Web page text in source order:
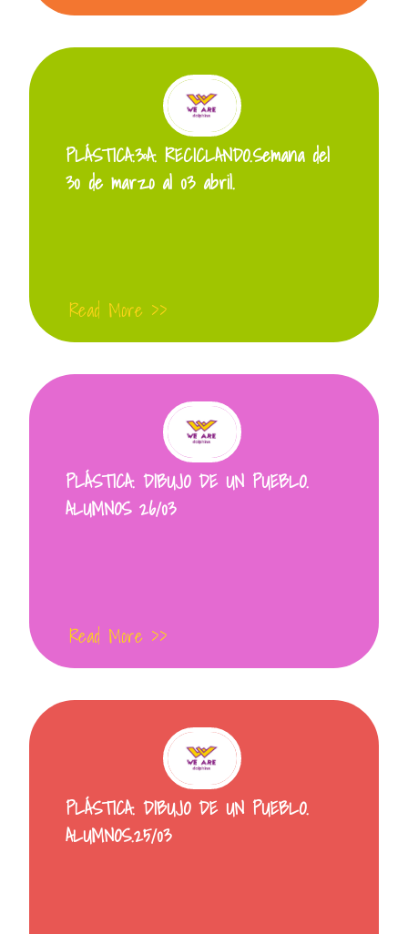
PLÁSTICA.3ºA. RECICLANDO.Semana del
30 de marzo al 03 abril.
Read More >>
PLÁSTICA. DIBUJO DE UN PUEBLO.
ALUMNOS 26/03
Read More >>
PLÁSTICA. DIBUJO DE UN PUEBLO.
ALUMNOS.25/03